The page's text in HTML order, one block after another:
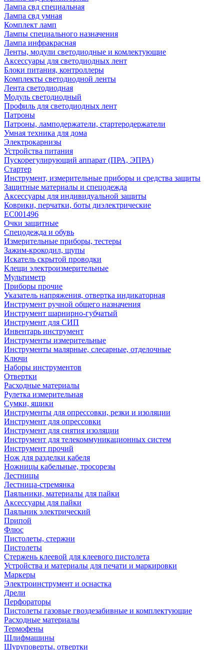
Лампа свд специальная
Лампа свд умная
Комплект ламп
Лампы специального назначения
Лампа инфракрасная
Ленты, модули светодиодные и комлектующие
Аксессуары для светодиодных лент
Блоки питания, контроллеры
Комплекты светодиодной ленты
Лента светодиодная
Модуль светодиодный
Профиль для светодиодных лент
Патроны
Патроны, ламподержатели, стартеродержатели
Умная техника для дома
Электрокарнизы
Устройства питания
Пускорегулирующий аппарат (ПРА, ЭПРА)
Стартер
Инструмент, измерительные приборы и средства защиты
Защитные материалы и спецодежда
Аксессуары для индивидуальной защиты
Коврики, перчатки, боты диэлектрические
EC001496
Очки защитные
Спецодежда и обувь
Измерительные приборы, тестеры
Зажим-крокодил, щупы
Искатель скрытой проводки
Клещи электроизмерительные
Мультиметр
Приборы прочие
Указатель напряжения, отвертка индикаторная
Инструмент ручной общего назначения
Инструмент шарнирно-губчатый
Инструмент для СИП
Инвентарь инструмент
Инструменты измерительные
Инструменты малярные, слесарные, отделочные
Ключи
Наборы инструментов
Отвертки
Расходные материалы
Рулетка измерительная
Сумки, ящики
Инструменты для опрессовки, резки и изоляции
Инструмент для опрессовки
Инструмент для снятия изоляции
Инструмент для телекоммуникационных систем
Инструмент прочий
Нож для разделки кабеля
Ножницы кабельные, тросорезы
Лестницы
Лестница-стремянка
Паяльники, материалы для пайки
Аксессуары для пайки
Паяльник электрический
Припой
Флюс
Пистолеты, стержни
Пистолеты
Стержень клеевой для клеевого пистолета
Устройства и материалы для печати и маркировки
Маркеры
Электроинструмент и оснастка
Дрели
Перфораторы
Пистолеты газовые гвоздезабивные и комплектующие
Расходные материалы
Термофены
Шлифмашины
Шуруповерты, отвертки